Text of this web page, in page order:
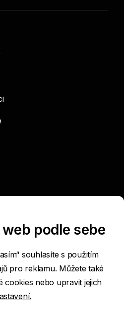
stránek
podle sebe
souhlasíte s použitím
pro reklamu. Můžete také
cookies nebo upravit jejich